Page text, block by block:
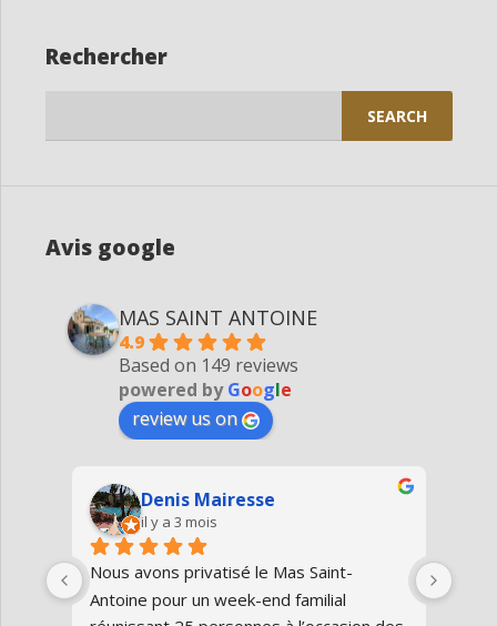
Rechercher
Avis google
MAS SAINT ANTOINE
4.9
Based on 149 reviews
powered byGoogle
review us on
Denis Mairesse
il y a 3 mois
Nous avons privatisé le Mas Saint-
Antoine pour un week-end familial